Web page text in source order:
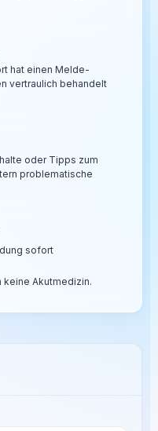
hat einen Melde-
vertraulich behandelt
oder Tipps zum
problematische
sofort
Akutmedizin.